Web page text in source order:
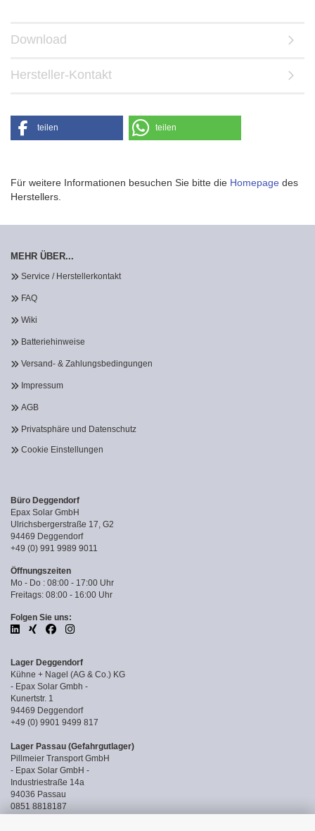
Download
Hersteller-Kontakt
teilen teilen
Für weitere Informationen besuchen Sie bitte die Homepage des
Herstellers.
MEHR ÜBER...
Service / Herstellerkontakt
FAQ
Wiki
Batteriehinweise
Versand- & Zahlungsbedingungen
Impressum
AGB
Privatsphäre und Datenschutz
Cookie Einstellungen
Büro Deggendorf
Epax Solar GmbH
Ulrichsbergerstraße 17, G2
94469 Deggendorf
+49 (0) 991 9989 9011
Öffnungszeiten
Mo - Do : 08:00 - 17:00 Uhr
Freitags: 08:00 - 16:00 Uhr
Folgen Sie uns:
Lager Deggendorf
Kühne + Nagel (AG & Co.) KG
- Epax Solar Gmbh -
Kunertstr. 1
94469 Deggendorf
+49 (0) 9901 9499 817
Lager Passau (Gefahrgutlager)
Pillmeier Transport GmbH
- Epax Solar GmbH -
Industriestraße 14a
94036 Passau
0851 8818187